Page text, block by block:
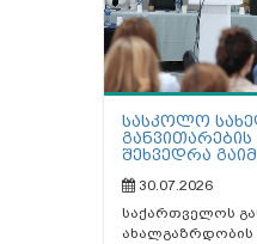
სასკოლო
განვითარების
შეხვედრა
30.07.2026
საქართველოს
ახალგაზრდობის